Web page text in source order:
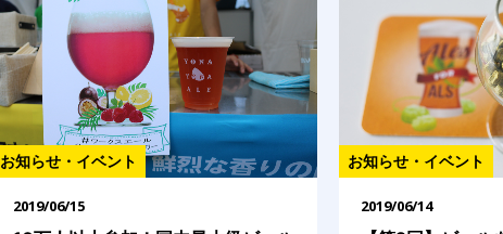
お知らせ・イベント
2019/06/15
お知らせ・イベント
2019/06/14